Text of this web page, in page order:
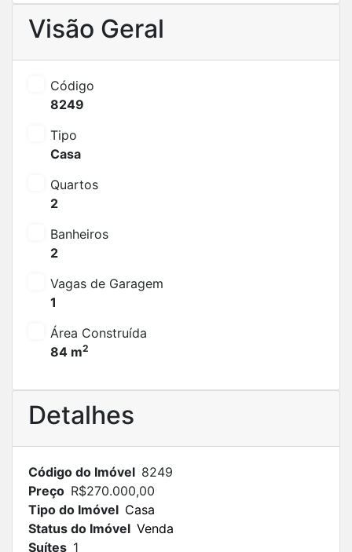
Visão Geral
Código
8249
Tipo
Casa
Quartos
2
Banheiros
2
Vagas de Garagem
1
Área Construída
84 m2
Detalhes
Código do Imóvel 8249
Preço R$270.000,00
Tipo do Imóvel Casa
Status do Imóvel Venda
Suítes 1